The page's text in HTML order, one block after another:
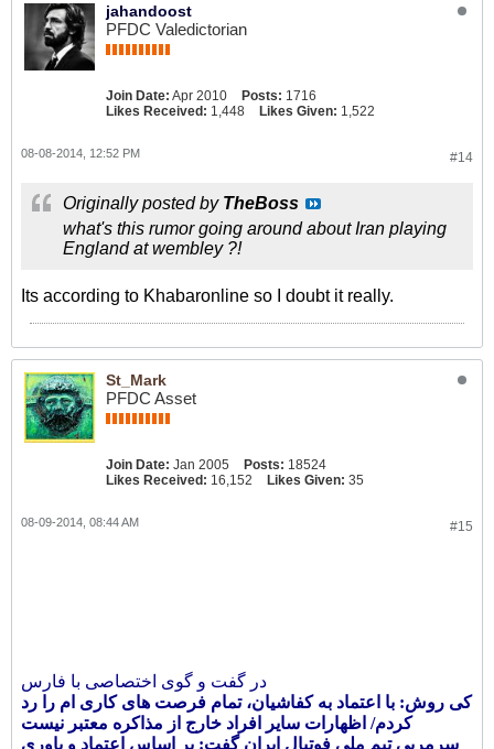
jahandoost
PFDC Valedictorian
Join Date: Apr 2010 Posts: 1716
Likes Received: 1,448 Likes Given: 1,522
#14
08-08-2014, 12:52 PM
Originally posted by TheBoss
what's this rumor going around about Iran playing
England at wembley ?!
Its according to Khabaronline so I doubt it really.
St_Mark
PFDC Asset
Join Date: Jan 2005 Posts: 18524
Likes Received: 16,152 Likes Given: 35
#15
08-09-2014, 08:44 AM
در گفت و گوی اختصاصی با فارس
کی روش: با اعتماد به کفاشیان، تمام فرصت های کاری ام را رد
کردم/ اظهارات سایر افراد خارج از مذاکره معتبر نیست
سرمربی تیم ملی فوتبال ایران گفت: بر اساس اعتماد و باوری